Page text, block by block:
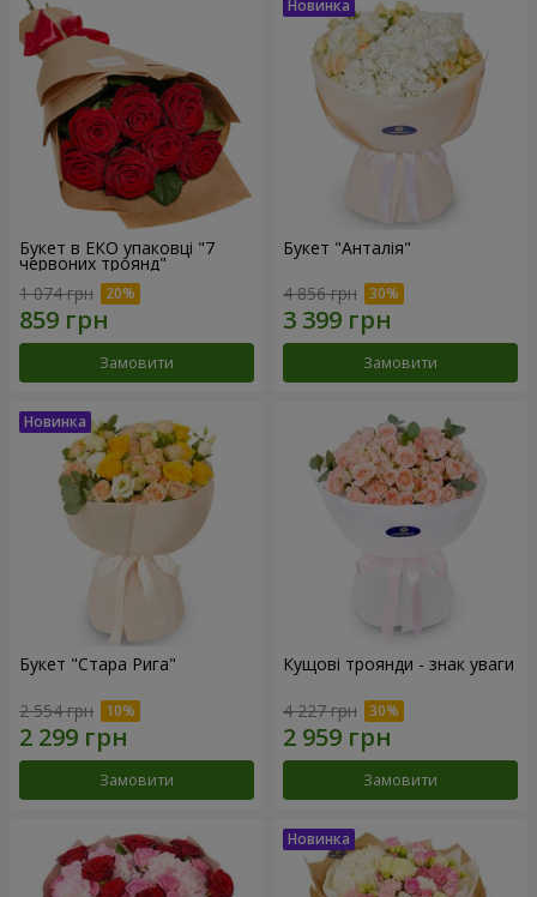
Букет в ЕКО упаковці "7
червоних троянд"
1 074 грн
Замовити
Букет "Анталія"
4 856 грн
Замовити
Букет "Стара Рига"
2 554 грн
Замовити
Кущові троянди - знак уваги
4 227 грн
Замовити